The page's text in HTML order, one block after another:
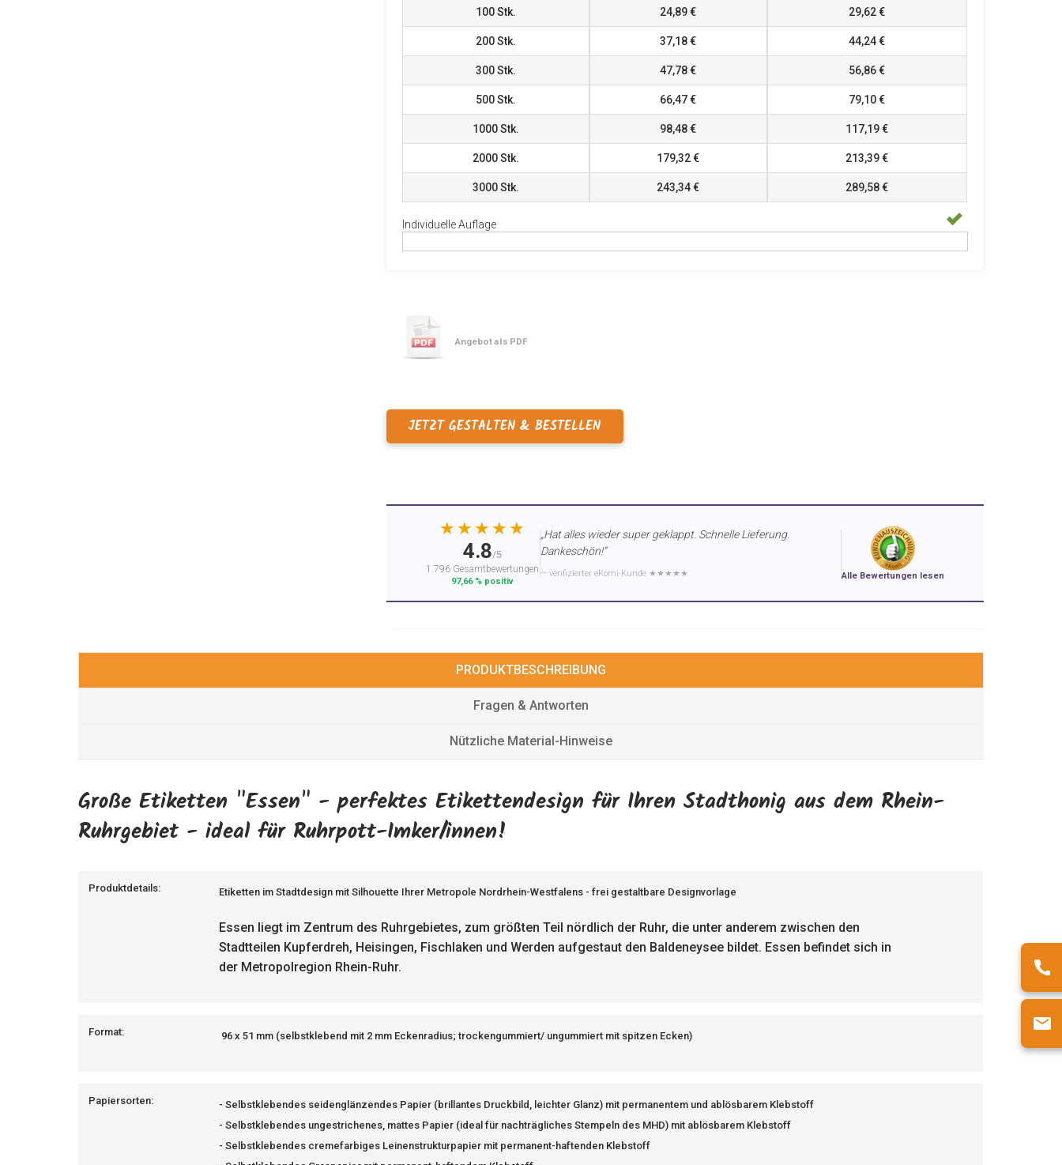
100Stk. 24,89 € 29,62 €
200Stk. 37,18 € 44,24 €
300Stk. 47,78 € 56,86 €
500Stk. 66,47 € 79,10 €
1000Stk. 98,48 € 117,19 €
2000Stk. 179,32 € 213,39 €
3000Stk. 243,34 € 289,58 €
Individuelle Auflage
Angebot als PDF
JETZT GESTALTEN & BESTELLEN
★★★★★
4.8/5
1.796 Gesamtbewertungen
97,66 % positiv
„Hat alles wieder super geklappt. Schnelle Lieferung.
Dankeschön!“
— verifizierter eKomi-Kunde ★★★★★ Alle Bewertungen lesen
PRODUKTBESCHREIBUNG
Fragen & Antworten
Nützliche Material-Hinweise
Große Etiketten "Essen" - perfektes Etikettendesign für Ihren Stadthonig aus dem Rhein-
Ruhrgebiet - ideal für Ruhrpott-Imker/innen!
Produktdetails: Etiketten im Stadtdesign mit Silhouette Ihrer Metropole Nordrhein-Westfalens - frei gestaltbare Designvorlage
Essen liegt im Zentrum des Ruhrgebietes, zum größten Teil nördlich der Ruhr, die unter anderem zwischen den
Stadtteilen Kupferdreh, Heisingen, Fischlaken und Werden aufgestaut den Baldeneysee bildet. Essen befindet sich in
der Metropolregion Rhein-Ruhr.
Format: 96 x 51 mm (selbstklebend mit 2 mm Eckenradius; trockengummiert/ ungummiert mit spitzen Ecken)
Papiersorten:
- Selbstklebendes seidenglänzendes Papier (brillantes Druckbild, leichter Glanz) mit permanentem und ablösbarem Klebstoff
- Selbstklebendes ungestrichenes, mattes Papier (ideal für nachträgliches Stempeln des MHD) mit ablösbarem Klebstoff
- Selbstklebendes cremefarbiges Leinenstrukturpapier mit permanent-haftenden Klebstoff